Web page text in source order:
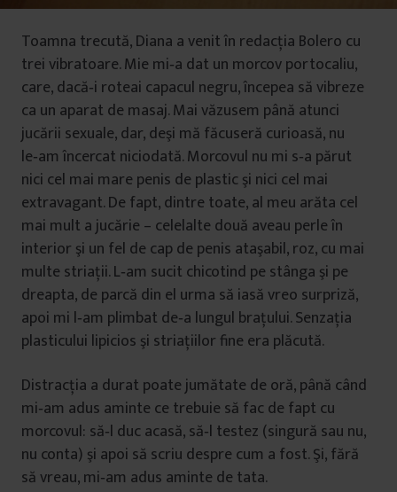
Toamna trecută, Diana a venit în redacţia Bolero cu
trei vibratoare. Mie mi‑a dat un morcov portocaliu,
care, dacă‑i roteai capacul negru, începea să vibreze
ca un aparat de masaj. Mai văzusem până atunci
jucării sexuale, dar, deşi mă făcuseră curioasă, nu
le‑am încercat niciodată. Morcovul nu mi s‑a părut
nici cel mai mare penis de plastic şi nici cel mai
extravagant. De fapt, dintre toate, al meu arăta cel
mai mult a jucărie – celelalte două aveau perle în
interior şi un fel de cap de penis ataşabil, roz, cu mai
multe striaţii. L‑am sucit chicotind pe stânga şi pe
dreapta, de parcă din el urma să iasă vreo surpriză,
apoi mi l‑am plimbat de‑a lungul braţului. Senzaţia
plasticului lipicios şi striaţiilor fine era plăcută.
Distracţia a durat poate jumătate de oră, până când
mi‑am adus aminte ce trebuie să fac de fapt cu
morcovul: să‑l duc acasă, să‑l testez (singură sau nu,
nu conta) şi apoi să scriu despre cum a fost. Şi, fără
să vreau, mi‑am adus aminte de tata.